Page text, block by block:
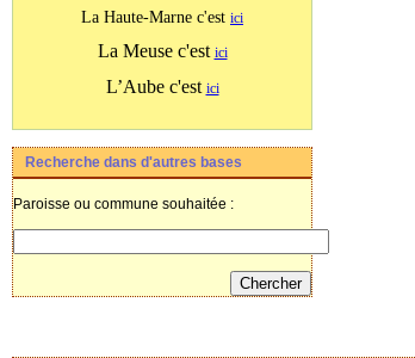
La Haute-Marne c'est ici
La Meuse c'est ici
L’Aube c'est ici
Recherche dans d'autres bases
Paroisse ou commune souhaitée :